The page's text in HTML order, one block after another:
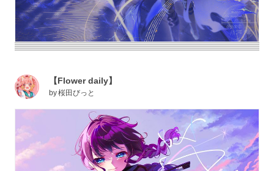
【Flower daily】
by桜田びっと